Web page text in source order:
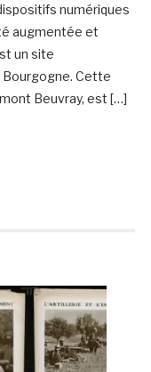
numériques
augmentée et
un site
Bourgogne. Cette
Beuvray, est […]